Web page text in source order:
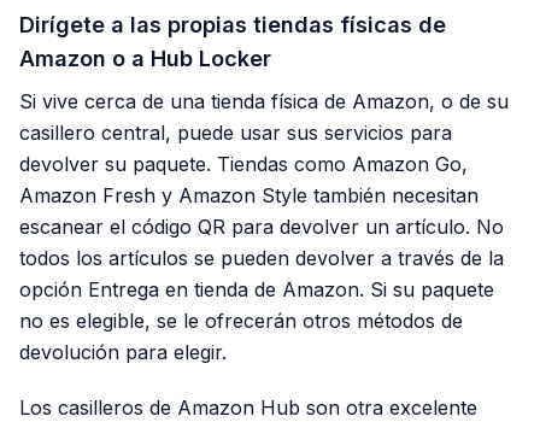
Dirígete a las propias tiendas físicas de
Amazon o a Hub Locker
Si vive cerca de una tienda física de Amazon, o de su
casillero central, puede usar sus servicios para
devolver su paquete. Tiendas como Amazon Go,
Amazon Fresh y Amazon Style también necesitan
escanear el código QR para devolver un artículo. No
todos los artículos se pueden devolver a través de la
opción Entrega en tienda de Amazon. Si su paquete
no es elegible, se le ofrecerán otros métodos de
devolución para elegir.
Los casilleros de Amazon Hub son otra excelente